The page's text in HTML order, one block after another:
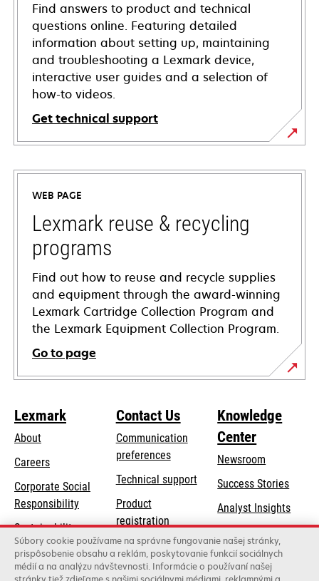
Find answers to product and technical
questions online. Featuring detailed
information about setting up, maintaining
and troubleshooting a Lexmark device,
interactive user guides and a selection of
how-to videos.
Get technical support
opens
in
new
tab
WEB PAGE
Lexmark reuse & recycling
programs
Find out how to reuse and recycle supplies
and equipment through the award-winning
Lexmark Cartridge Collection Program and
the Lexmark Equipment Collection Program.
Go to page
Lexmark
About
Careers
Corporate Social
Responsibilityopens
a
new
tab
Sustainability
Lexmark Partners
Contact Us
Communication
preferences
Technical supportopens
new
tab
Product
registration
Find a dealer
List of wholesalers
Knowledge
Center
Newsroom
Success Stories
Analyst Insights
Súbory cookie používame na správne fungovanie našej stránky,
prispôsobenie obsahu a reklám, poskytovanie funkcií sociálnych
médií a na analýzu návštevnosti. Informácie o používaní našej